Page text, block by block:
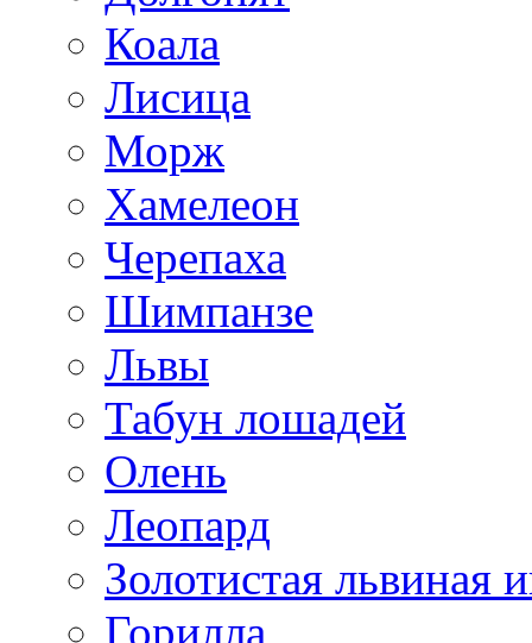
Коала
Лисица
Морж
Хамелеон
Черепаха
Шимпанзе
Львы
Табун лошадей
Олень
Леопард
Золотистая львиная
Горилла